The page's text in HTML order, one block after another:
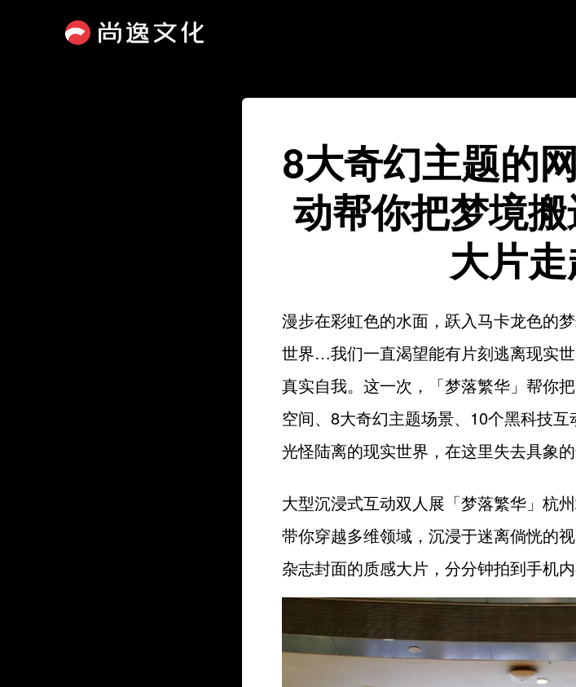
8大奇幻主题的
动帮你把梦境
大片走
漫步在彩虹色的水面，跃入马卡龙色的
世界…我们一直渴望能有片刻逃离现实
真实自我。这一次，
「梦落繁华」帮你
空间、 8大奇幻主题场景、 10个黑科技互
光怪陆离的现实世界，在这里失去具象的
大型沉浸式互动双人展「梦落繁华」 杭
带你穿越多维领域，沉浸于迷离倘恍的
杂志封面的质感大片，分分钟拍到手机内